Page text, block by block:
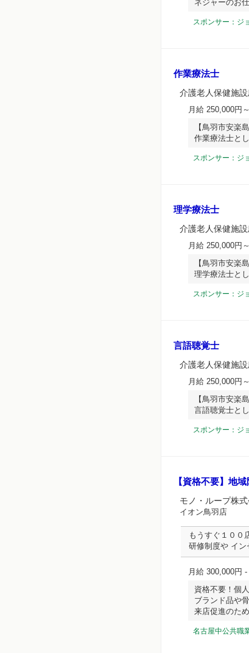
ネジャーのお
スポンサー：ジ
作業療法士
介護老人保健施
月給 250,000円
【鳥羽市安楽
作業療法士と
スポンサー：ジ
理学療法士
介護老人保健施
月給 250,000円
【鳥羽市安楽
理学療法士と
スポンサー：ジ
言語聴覚士
介護老人保健施
月給 250,000円
【鳥羽市安楽
言語聴覚士と
スポンサー：ジ
【資格不要】地
モノ・ループ株
イオン鳥羽店
もうすぐ１００
研修制度や イン
月給 300,000円 -
資格不要！個
ブランド品や
来店促進のた
名古屋中公共職